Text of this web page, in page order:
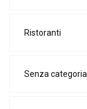
Ristoranti
Senza categoria